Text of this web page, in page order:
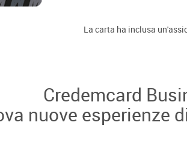
La carta ha inclusa
Credemcard
nuove esperienze